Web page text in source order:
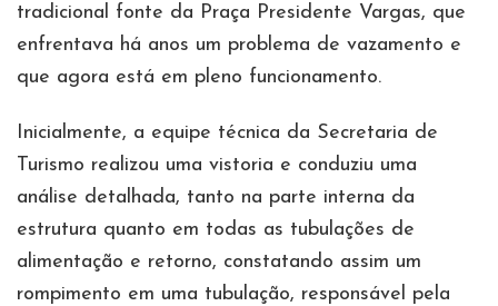
tradicional fonte da Praça Presidente Vargas, que
enfrentava há anos um problema de vazamento e
que agora está em pleno funcionamento.
Inicialmente, a equipe técnica da Secretaria de
Turismo realizou uma vistoria e conduziu uma
análise detalhada, tanto na parte interna da
estrutura quanto em todas as tubulações de
alimentação e retorno, constatando assim um
rompimento em uma tubulação, responsável pela